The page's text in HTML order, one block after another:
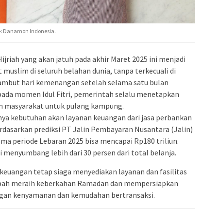
Danamon Indonesia.
yang akan jatuh pada akhir Maret 2025 ini menjadi
di seluruh belahan dunia, tanpa terkecuali di
hari kemenangan setelah selama satu bulan
momen Idul Fitri, pemerintah selalu menetapkan
untuk pulang kampung.
kebutuhan akan layanan keuangan dari jasa perbankan
prediksi PT Jalin Pembayaran Nusantara (Jalin)
periode Lebaran 2025 bisa mencapai Rp180 triliun.
lebih dari 30 persen dari total belanja.
tetap siaga menyediakan layanan dan fasilitas
meraih keberkahan Ramadan dan mempersiapkan
kenyamanan dan kemudahan bertransaksi.